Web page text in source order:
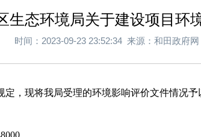
生态环境局关于建设项目环
时间：2023-09-23 23:52:34 来源：和田政府
现将我局受理的环境影响评价文件情况予